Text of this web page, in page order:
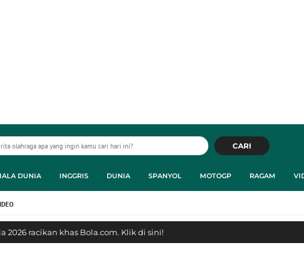
CARI
DUNIA INGGRIS DUNIA SPANYOL MOTOGP RAGAM
racikan khas Bola.com. Klik di sini!